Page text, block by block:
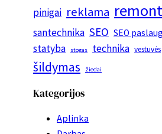
pinigai reklama
santechnika SEO SEO
statyba stogas technika vestuvės
šildymas žiedai
Kategorijos
Aplinka